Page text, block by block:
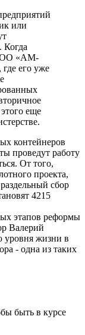
или
Когда
ООО «АМ-
его уже
еще
контейнеров
проведут работу
От того,
проекта,
сбор
4215
этапов реформы
Валерий
уровня жизни в
- одна из таких
быть в курсе